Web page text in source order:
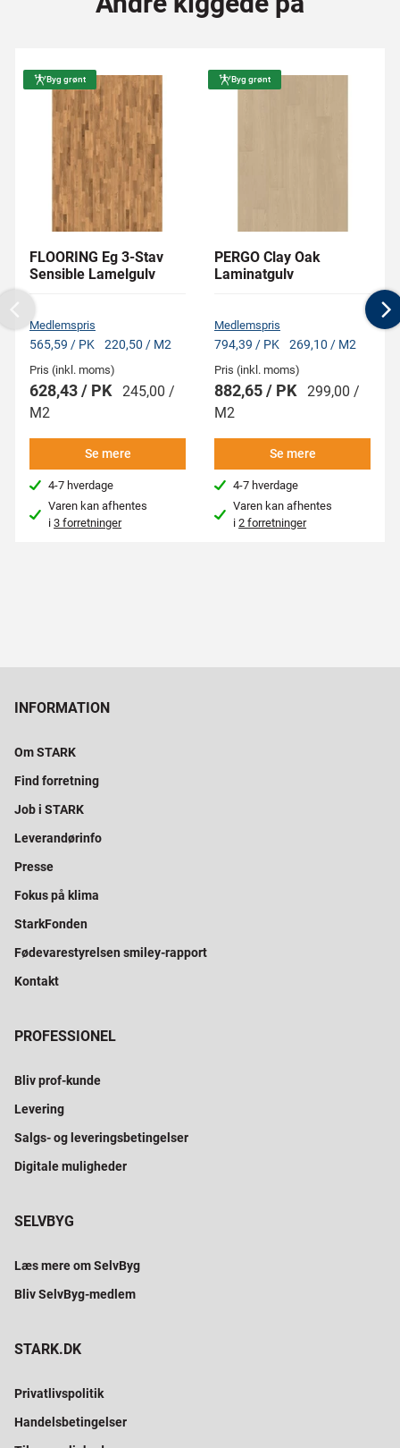
Byg grønt
FLOORING Eg 3-Stav
Sensible Lamelgulv
Medlemspris
565,59 / PK 220,50 / M2
Pris (inkl. moms)
628,43 / PK 245,00 /
M2
Se mere
4-7 hverdage
Varen kan afhentes
i3 forretninger
Byg grønt
PERGO Clay Oak
Laminatgulv
Medlemspris
794,39 / PK 269,10 / M2
Pris (inkl. moms)
882,65 / PK 299,00 /
M2
Se mere
4-7 hverdage
Varen kan afhentes
i2 forretninger
Previous
INFORMATION
Om STARK
Find forretning
Job i STARK
Leverandørinfo
Presse
Fokus på klima
StarkFonden
Fødevarestyrelsen smiley-rapport
Kontakt
PROFESSIONEL
Bliv prof-kunde
Levering
Salgs- og leveringsbetingelser
Digitale muligheder
SELVBYG
Læs mere om SelvByg
Bliv SelvByg-medlem
STARK.DK
Privatlivspolitik
Handelsbetingelser